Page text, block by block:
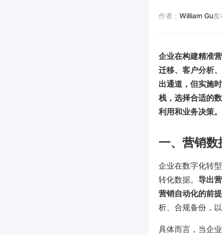
作者： William Gu发
企业在构建精准
迁移、客户分析
出通道，但实施
栈，选择合适的
利用和业务决策。
一、营销
企业在数字化转
转化数据。 导出
营销自动化的前提
析、合规备份，
具体而言，当企